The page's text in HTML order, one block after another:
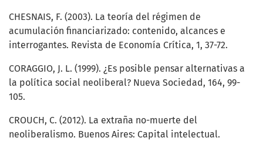
CHESNAIS, F. (2003). La teoría del régimen de
acumulación financiarizado: contenido, alcances e
interrogantes. Revista de Economía Crítica, 1, 37-72.
CORAGGIO, J. L. (1999). ¿Es posible pensar alternativas a
la política social neoliberal? Nueva Sociedad, 164, 99-
105.
CROUCH, C. (2012). La extraña no-muerte del
neoliberalismo. Buenos Aires: Capital intelectual.